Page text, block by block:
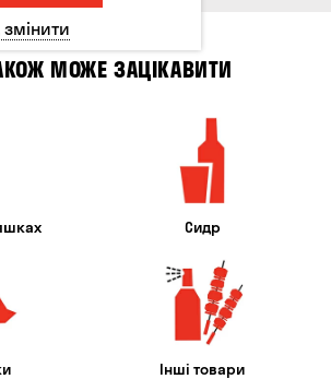
МОЖЕ ЗАЦІКАВИТИ
Сидр
Інші товари
змінити